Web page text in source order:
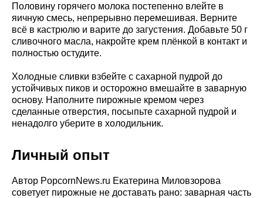
Половину горячего молока постепенно влейте в
яичную смесь, непрерывно перемешивая. Верните
всё в кастрюлю и варите до загустения. Добавьте 50 г
сливочного масла, накройте крем плёнкой в контакт и
полностью остудите.
Холодные сливки взбейте с сахарной пудрой до
устойчивых пиков и осторожно вмешайте в заварную
основу. Наполните пирожные кремом через
сделанные отверстия, посыпьте сахарной пудрой и
ненадолго уберите в холодильник.
Личный опыт
Автор PopcornNews.ru Екатерина Миловзорова
советует пирожные не доставать рано: заварная часть